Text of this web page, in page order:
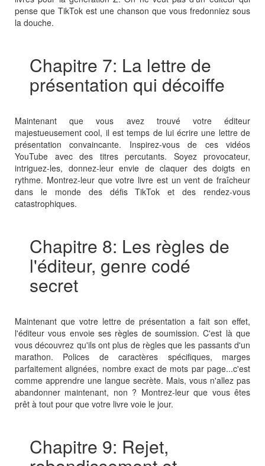
pense que TikTok est une chanson que vous fredonniez sous
la douche.
Chapitre 7: La lettre de
présentation qui décoiffe
Maintenant que vous avez trouvé votre éditeur
majestueusement cool, il est temps de lui écrire une lettre de
présentation convaincante. Inspirez-vous de ces vidéos
YouTube avec des titres percutants. Soyez provocateur,
intriguez-les, donnez-leur envie de claquer des doigts en
rythme. Montrez-leur que votre livre est un vent de fraîcheur
dans le monde des défis TikTok et des rendez-vous
catastrophiques.
Chapitre 8: Les règles de
l'éditeur, genre codé
secret
Maintenant que votre lettre de présentation a fait son effet,
l'éditeur vous envoie ses règles de soumission. C'est là que
vous découvrez qu'ils ont plus de règles que les passants d'un
marathon. Polices de caractères spécifiques, marges
parfaitement alignées, nombre exact de mots par page...c'est
comme apprendre une langue secrète. Mais, vous n'allez pas
abandonner maintenant, non ? Montrez-leur que vous êtes
prêt à tout pour que votre livre voie le jour.
Chapitre 9: Rejet,